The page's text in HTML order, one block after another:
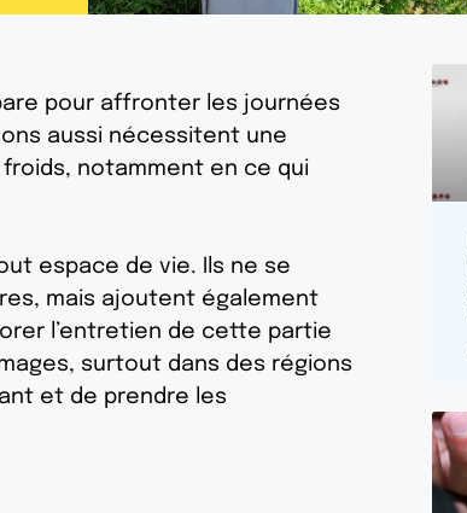
pour affronter les journées
aussi nécessitent une
notamment en ce qui
espace de vie. Ils ne se
mais ajoutent également
l’entretien de cette partie
surtout dans des régions
et de prendre les